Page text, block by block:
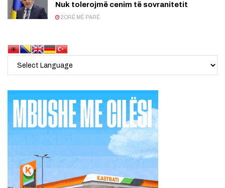
Nuk tolerojmë cenim të sovranitetit
2 ORË MË PARË